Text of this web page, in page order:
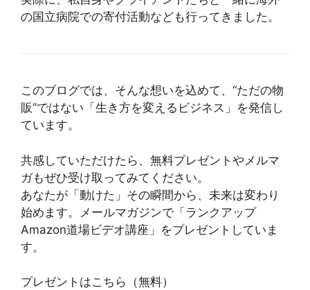
の国立病院での寄付活動なども行ってきました。
このブログでは、そんな想いを込めて、“ただの物
販”ではない「生き方を変えるビジネス」を発信し
ています。
共感していただけたら、無料プレゼントやメルマ
ガもぜひ受け取ってみてください。
あなたが「動けた」その瞬間から、未来は変わり
始めます。メールマガジンで「ランクアップ
Amazon道場ビデオ講座」をプレゼントしていま
す。
プレゼントはこちら（無料）